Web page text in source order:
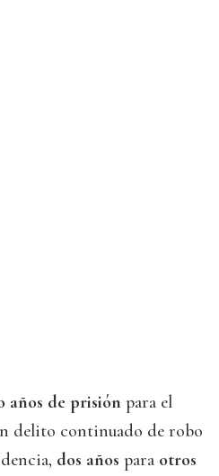
años de prisión para el
delito continuado de robo
dos años para otros